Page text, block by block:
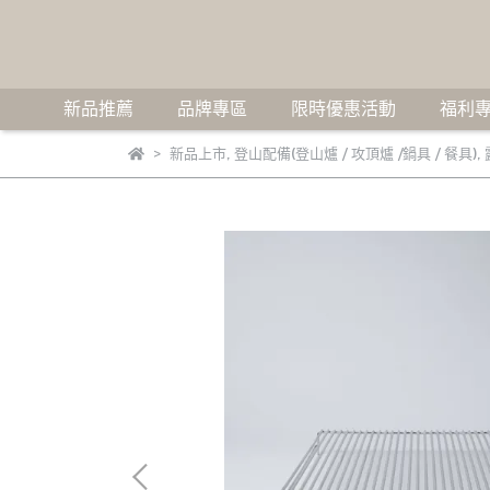
新品推薦 品牌專區 限時優惠活動 福利
新品上市, 登山配備(登山爐 / 攻頂爐 /鍋具 / 餐具),